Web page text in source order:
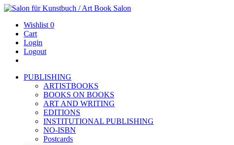
Wishlist 0
Cart
Login
Logout
PUBLISHING
ARTISTBOOKS
BOOKS ON BOOKS
ART AND WRITING
EDITIONS
INSTITUTIONAL PUBLISHING
NO-ISBN
Postcards